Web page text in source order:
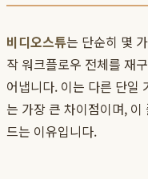
비디오스튜는 단순히 몇
작 워크플로우 전체를 재
어냅니다. 이는 다른 단일
는 가장 큰 차이점이며, 이
드는 이유입니다.